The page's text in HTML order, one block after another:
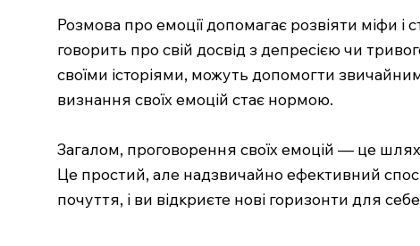
Розмова про емоції допомагає розвіяти міфи
говорить про свій досвід з депресією чи
своїми історіями, можуть допомогти
визнання своїх емоцій стає нормою.
Загалом, проговорення своїх емоцій — це
Це простий, але надзвичайно ефективний
почуття, і ви відкриєте нові горизонти для